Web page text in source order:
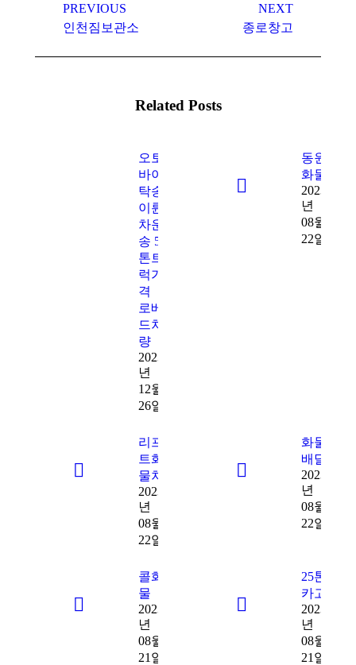
navigation
PREVIOUS
Previous
인천짐보관소
NEXT
종로창고
Related Posts
오토
바이
탁송
이륜
차운
송 5
톤트
럭가
격
로베
드차
량
2023
년
12월
26일
동원
화물
2023
년
08월
22일
리프
트화
물차
2023
년
08월
22일
화물
배달
2023
년
08월
22일
콜화
물
2023
년
08월
21일
25톤
카고
2023
년
08월
21일